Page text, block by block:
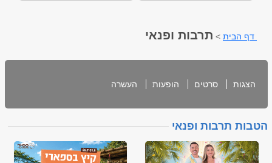
דף הבית > תרבות ופנאי
הצגות סרטים הופעות העשרה
הטבות תרבות ופנאי